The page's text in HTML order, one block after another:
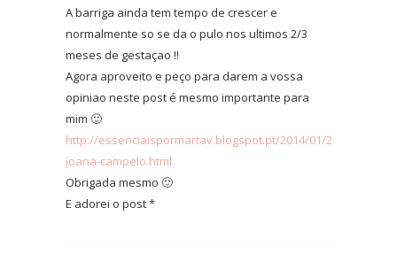
A barriga ainda tem tempo de crescer e
normalmente so se da o pulo nos ultimos 2/3
meses de gestaçao !!
Agora aproveito e peço para darem a vossa
opiniao neste post é mesmo importante para
mim 🙂
http://essenciaispormartav.blogspot.pt/2014/01/2-
joana-campelo.html
Obrigada mesmo 🙂
E adorei o post *